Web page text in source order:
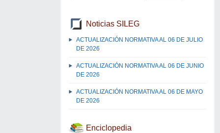
Noticias SILEG
ACTUALIZACIÓN NORMATIVA AL 06 DE JULIO
DE 2026
ACTUALIZACIÓN NORMATIVA AL 06 DE JUNIO
DE 2026
ACTUALIZACIÓN NORMATIVA AL 06 DE MAYO
DE 2026
Enciclopedia